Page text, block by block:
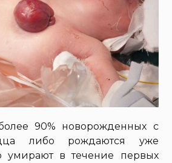
90% новорожденных с
либо рождаются уже
умирают в течение первых